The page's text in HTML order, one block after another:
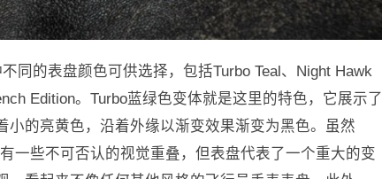
同的表盘颜色可供选择，包括Turbo Teal、Night Hawk
Edition。Turbo蓝绿色变体就是这里的特色，它展示了
的亮黄色，沿着外缘以渐变效果渐变为黑色。虽然
一些不可否认的视觉重叠，但表盘代表了一个重大的变